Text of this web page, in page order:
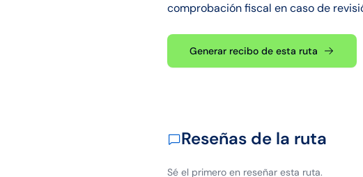
comprobación fiscal en caso de
Generar recibo de esta ruta
Reseñas de la ruta
Sé el primero en reseñar esta ruta.